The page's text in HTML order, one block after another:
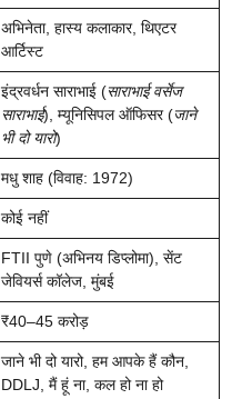
अभिनेता, हास्य कलाकार, थिएटर
आर्टिस्ट
इंद्रवर्धन साराभाई (साराभाई वर्सेज
साराभाई), म्यूनिसिपल ऑफिसर (जाने
भी दो यारो)
मधु शाह (विवाह: 1972)
कोई नहीं
FTII पुणे (अभिनय डिप्लोमा), सेंट
जेवियर्स कॉलेज, मुंबई
₹40–45 करोड़
जाने भी दो यारो, हम आपके हैं कौन,
DDLJ, मैं हूं ना, कल हो ना हो